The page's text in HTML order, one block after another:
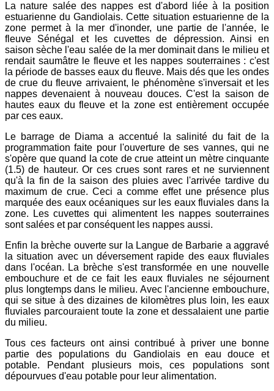
La nature salée des nappes est d'abord liée à la position
estuarienne du Gandiolais. Cette situation estuarienne de la
zone permet à la mer d'inonder, une partie de l'année, le
fleuve Sénégal et les cuvettes de dépression. Ainsi en
saison sèche l'eau salée de la mer dominait dans le milieu et
rendait saumâtre le fleuve et les nappes souterraines : c'est
la période de basses eaux du fleuve. Mais dés que les ondes
de crue du fleuve arrivaient, le phénomène s'inversait et les
nappes devenaient à nouveau douces. C'est la saison de
hautes eaux du fleuve et la zone est entièrement occupée
par ces eaux.
Le barrage de Diama a accentué la salinité du fait de la
programmation faite pour l'ouverture de ses vannes, qui ne
s'opère que quand la cote de crue atteint un mètre cinquante
(1.5) de hauteur. Or ces crues sont rares et ne surviennent
qu'à la fin de la saison des pluies avec l'arrivée tardive du
maximum de crue. Ceci a comme effet une présence plus
marquée des eaux océaniques sur les eaux fluviales dans la
zone. Les cuvettes qui alimentent les nappes souterraines
sont salées et par conséquent les nappes aussi.
Enfin la brèche ouverte sur la Langue de Barbarie a aggravé
la situation avec un déversement rapide des eaux fluviales
dans l'océan. La brèche s'est transformée en une nouvelle
embouchure et de ce fait les eaux fluviales ne séjournent
plus longtemps dans le milieu. Avec l'ancienne embouchure,
qui se situe à des dizaines de kilomètres plus loin, les eaux
fluviales parcouraient toute la zone et dessalaient une partie
du milieu.
Tous ces facteurs ont ainsi contribué à priver une bonne
partie des populations du Gandiolais en eau douce et
potable. Pendant plusieurs mois, ces populations sont
dépourvues d'eau potable pour leur alimentation.